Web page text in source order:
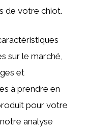
de votre chiot.
sur le marché,
et
à prendre en
pour votre
analyse